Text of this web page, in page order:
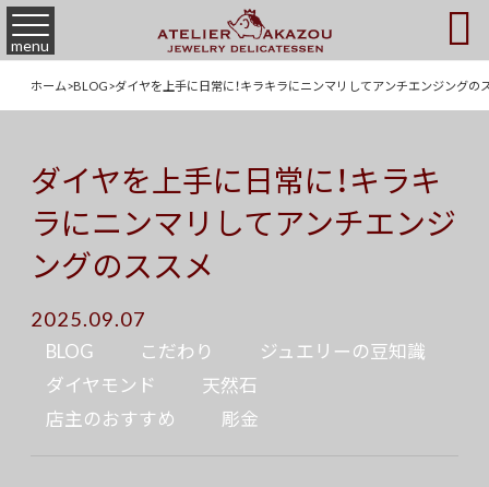
menu 
ホーム>BLOG>ダイヤを上手に日常に！キラキラにニンマリしてアンチエンジングの
ダイヤを上手に日常に！キラキ
ラにニンマリしてアンチエンジ
ングのススメ
2025.09.07
BLOG こだわり
ジュエリーの豆知識
ダイヤモンド
天然石
店主のおすすめ
彫金